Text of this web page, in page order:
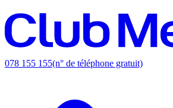
078 155 155(n° de téléphone gratuit)